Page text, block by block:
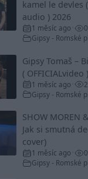
kamel le devles
audio ) 2026
1 měsíc ago 0
Gipsy - Romské
Gipsy Tomaš –
( OFFICIALvideo
1 měsíc ago 2
Gipsy - Romské
SHOW MOREN
Jak si smutná
cover)
1 měsíc ago 0
Gipsy - Romské